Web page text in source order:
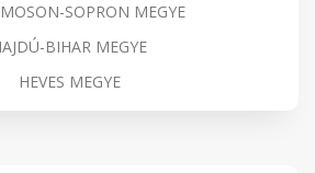
SOPRON MEGYE
BIHAR MEGYE
HEVES MEGYE